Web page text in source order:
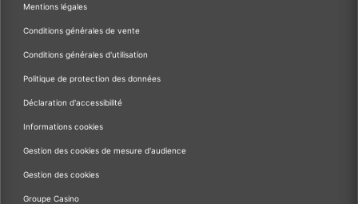
Mentions légales
Conditions générales de vente
Conditions générales d'utilisation
Politique de protection des données
Déclaration d'accessibilité
Informations cookies
Gestion des cookies de mesure d'audience
Gestion des cookies
Groupe Casino